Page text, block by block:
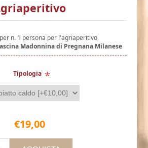
n. 1 persona per l'agriaperitivo
Madonnina di Pregnana Milanese
Tipologia *
€19,00